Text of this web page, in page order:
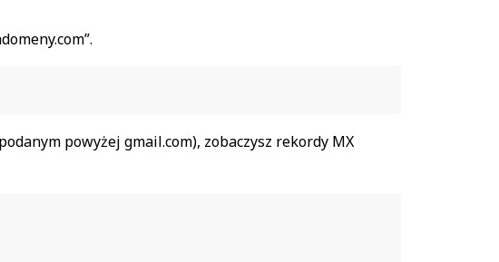
powyżej gmail.com), zobaczysz rekordy MX